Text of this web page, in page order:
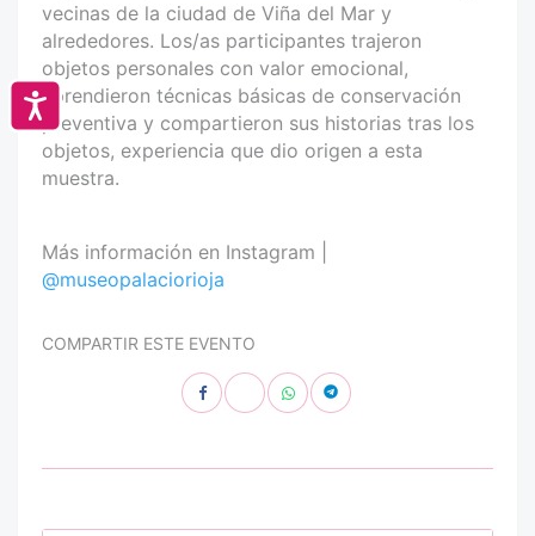
Accesibilidad
vecinas de la ciudad de Viña del Mar y
alrededores. Los/as participantes trajeron
objetos personales con valor emocional,
aprendieron técnicas básicas de conservación
preventiva y compartieron sus historias tras los
objetos, experiencia que dio origen a esta
muestra.
Más información en Instagram |
@museopalaciorioja
COMPARTIR ESTE EVENTO